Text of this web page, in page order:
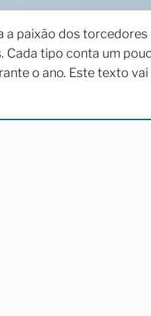
a paixão dos
tipo conta um
o ano. Este texto